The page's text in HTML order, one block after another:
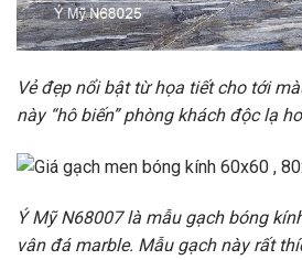
Vẻ đẹp nổi bật từ họa tiết cho tới
này “hô biến” phòng khách độc lạ
Ý Mỹ N68007 là mẫu gạch bóng
vân đá marble. Mẫu gạch này rất